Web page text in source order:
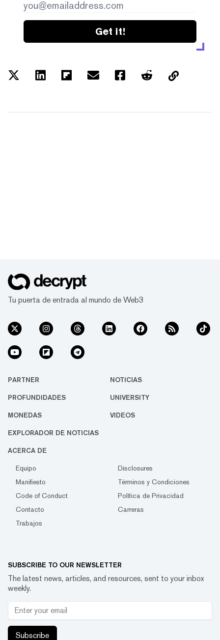
Get it!
Tu puerta de entrada al mundo de Web3
PARTNER NOTICIAS
PROFUNDIDADES UNIVERSITY
MONEDAS VIDEOS
EXPLORADOR DE NOTICIAS
ACERCA DE
Equipo
Disclosures
Manifiesto
Términos y Condiciones
Code of Conduct
Política de Privacidad
Contacto
Carreras
Trabajos
SUBSCRIBE TO OUR NEWSLETTER
The latest news, articles, and resources, sent to your inbox
weekly.
Subscribe